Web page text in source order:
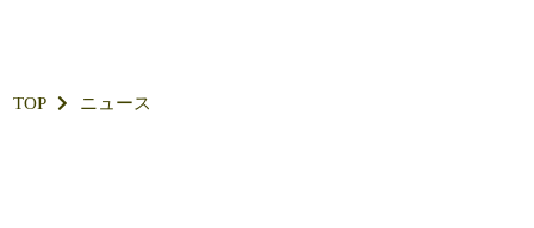
TOP ニュース